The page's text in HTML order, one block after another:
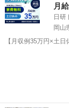
月
日研
岡山
【月収例35万円×土